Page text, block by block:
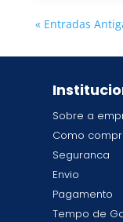
« Entradas
Sobre a
Como
Seguranca
Envio
Pagamento
Tempo de